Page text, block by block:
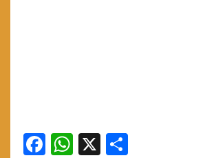
F
W X